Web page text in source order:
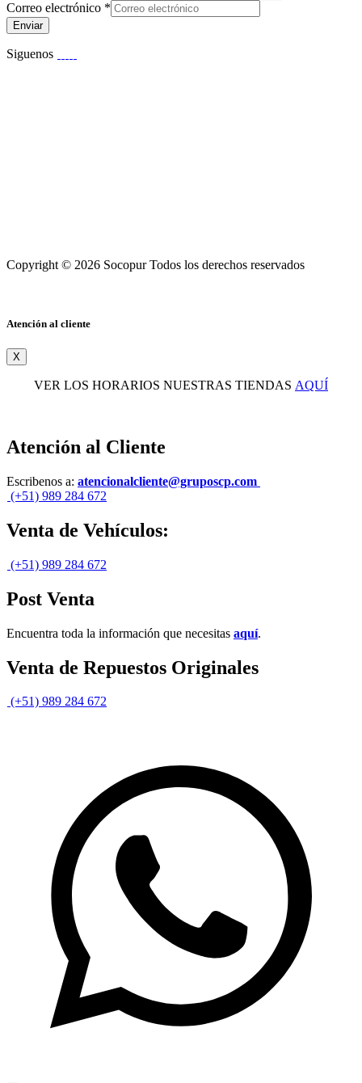
Correo electrónico *
Enviar
Siguenos
Copyright © 2026 Socopur Todos los derechos reservados
Atención al cliente
X
VER LOS HORARIOS NUESTRAS TIENDAS AQUÍ
Atención al Cliente
Escribenos a: atencionalcliente@gruposcp.com
(+51) 989 284 672
Venta de Vehículos:
(+51) 989 284 672
Post Venta
Encuentra toda la información que necesitas aquí.
Venta de Repuestos Originales
(+51) 989 284 672